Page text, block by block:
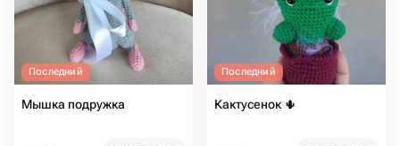
Последний
Мышка подружка
Последний
Кактусенок 🌵